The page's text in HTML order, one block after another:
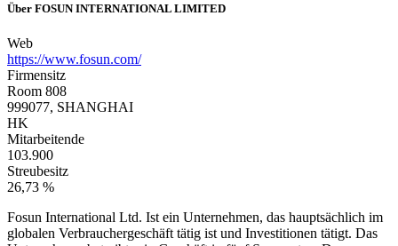
Über FOSUN INTERNATIONAL LIMITED
Web
https://www.fosun.com/
Firmensitz
Room 808
999077, SHANGHAI
HK
Mitarbeitende
103.900
Streubesitz
26,73 %
Fosun International Ltd. Ist ein Unternehmen, das hauptsächlich im
globalen Verbrauchergeschäft tätig ist und Investitionen tätigt. Das